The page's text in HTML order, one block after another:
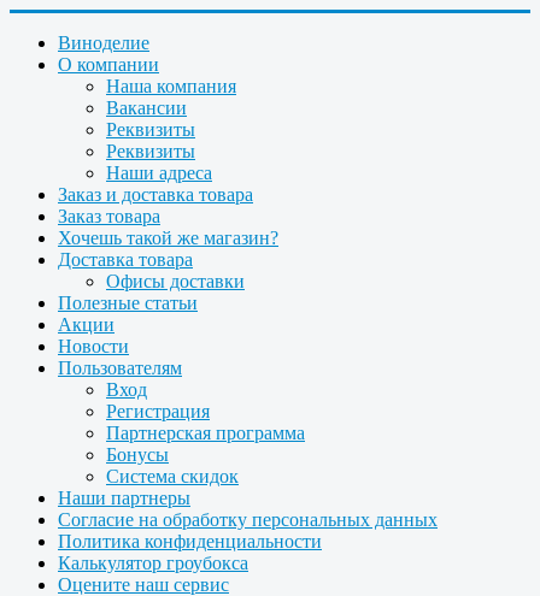
Виноделие
О компании
Наша компания
Вакансии
Реквизиты
Реквизиты
Наши адреса
Заказ и доставка товара
Заказ товара
Хочешь такой же магазин?
Доставка товара
Офисы доставки
Полезные статьи
Акции
Новости
Пользователям
Вход
Регистрация
Партнерская программа
Бонусы
Система скидок
Наши партнеры
Согласие на обработку персональных данных
Политика конфиденциальности
Калькулятор гроубокса
Оцените наш сервис